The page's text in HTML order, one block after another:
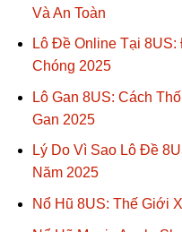
Và An Toàn
Lô Đề Online Tại
Chóng 2025
Lô Gan 8US: Cách
Gan 2025
Lý Do Vì Sao Lô Đề
Năm 2025
Nổ Hũ 8US: Thế Giới